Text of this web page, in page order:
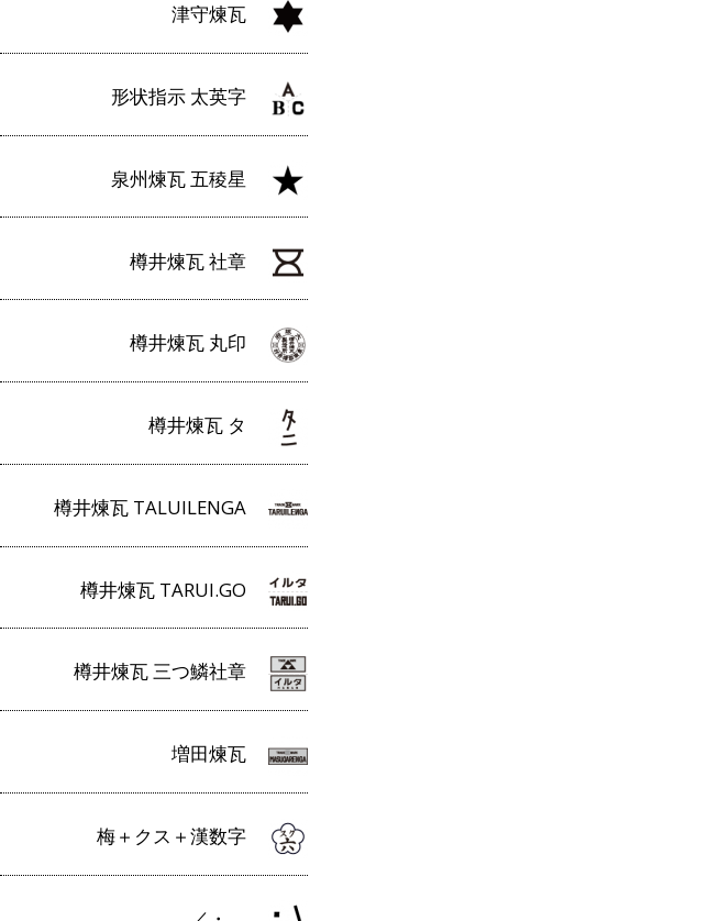
津守煉瓦
形状指示 太英字
泉州煉瓦 五稜星
樽井煉瓦 社章
樽井煉瓦 丸印
樽井煉瓦 タ
樽井煉瓦 TALUILENGA
樽井煉瓦 TARUI.GO
樽井煉瓦 三つ鱗社章
増田煉瓦
梅＋クス＋漢数字